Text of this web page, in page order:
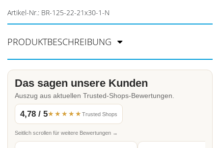
Artikel-Nr.: BR-125-22-21x30-1-N
PRODUKTBESCHREIBUNG
Das sagen unsere Kunden
Auszug aus aktuellen Trusted-Shops-Bewertungen.
4,78 / 5★★★★★ Trusted Shops
Seitlich scrollen für weitere Bewertungen →